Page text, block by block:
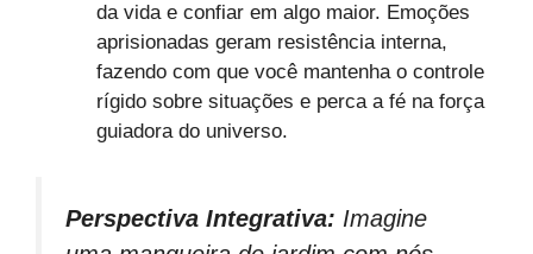
da vida e confiar em algo maior. Emoções
aprisionadas geram resistência interna,
fazendo com que você mantenha o controle
rígido sobre situações e perca a fé na força
guiadora do universo.
Perspectiva Integrativa: Imagine